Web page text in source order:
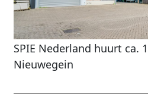
SPIE Nederland huurt ca.
Nieuwegein